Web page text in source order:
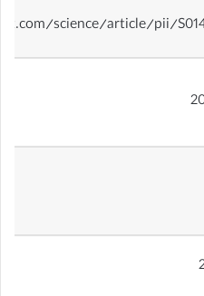
science/article/pii/